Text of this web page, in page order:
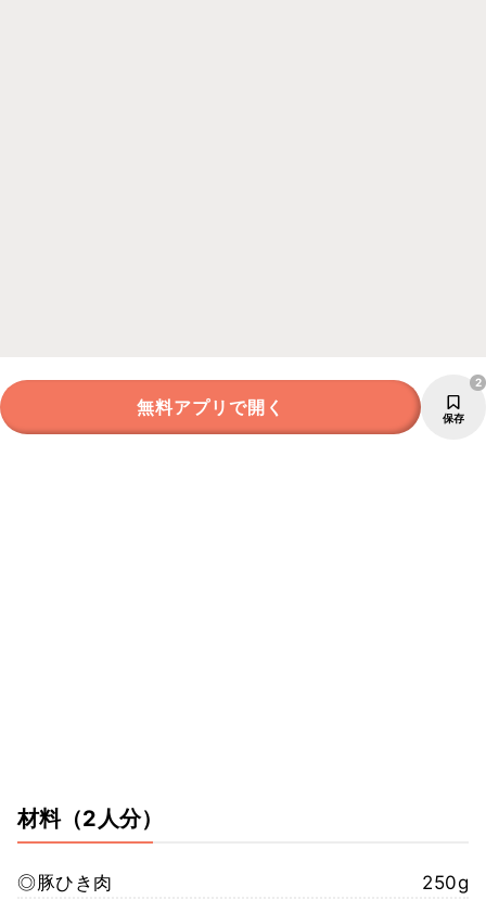
無料アプリで開く 保存
2
材料（2人分）
◎豚ひき肉
250g